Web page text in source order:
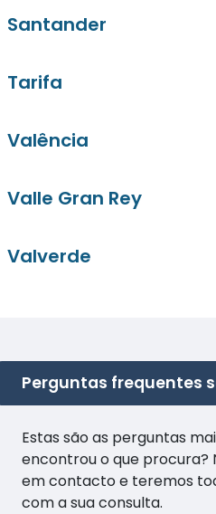
Santander
Tarifa
Valência
Valle Gran Rey
Valverde
Perguntas frequentes
Estas são as perguntas
encontrou o que procura?
em contacto e teremos
com a sua consulta.